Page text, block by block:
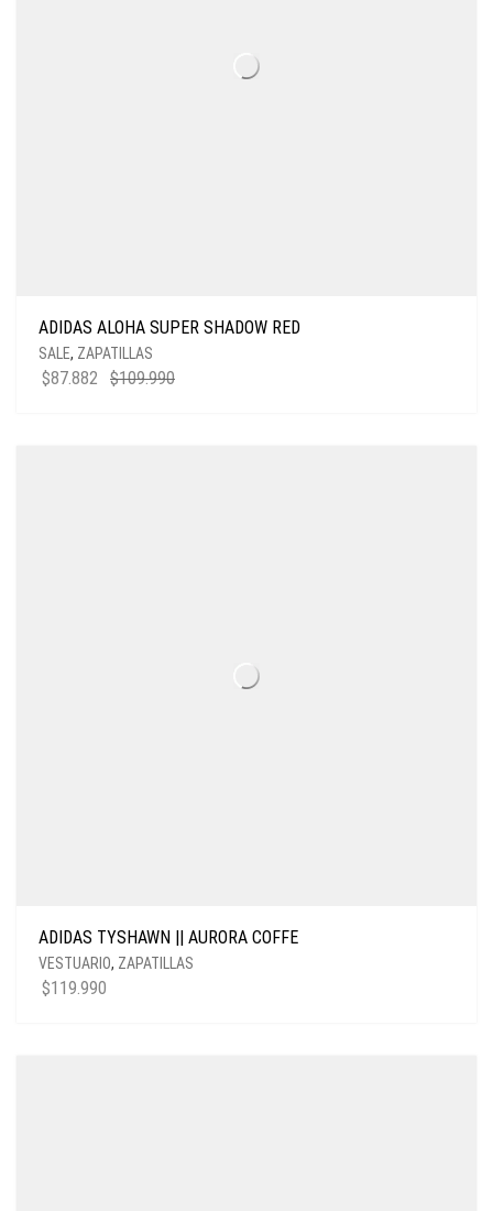
ADIDAS ALOHA SUPER SHADOW RED
SALE, ZAPATILLAS
$109.990
$87.882
ADIDAS TYSHAWN || AURORA COFFE
VESTUARIO, ZAPATILLAS
$119.990